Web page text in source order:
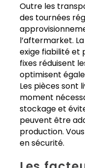
Outre les
des tournées
l’aftermarket.
exige fiabilité et
fixes réduisent
optimisent
Les pièces sont
moment
stockage et
peuvent être
production.
en sécurité.